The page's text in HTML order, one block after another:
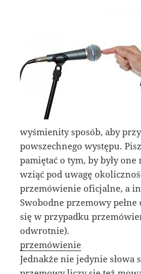
wyśmienity sposób, aby
powszechnego występu.
pamiętać o tym, by były
wziąć pod uwagę
przemówienie oficjalne, a
Swobodne przemowy
się w przypadku
odwrotnie).
przemówienie
Jednakże nie jedynie słowa